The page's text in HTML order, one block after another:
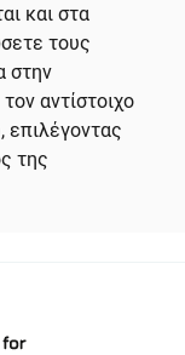
και στα
τους
στην
αντίστοιχο
της